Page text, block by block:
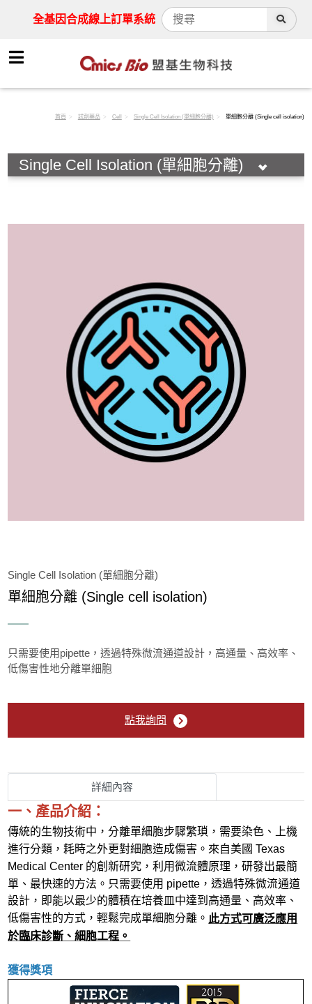
全基因合成線上訂單系統
首頁 試劑藥品 Cell Single Cell Isolation (單細胞分離) 單細胞分離 (Single cell isolation)
Single Cell Isolation (單細胞分離)
Antibody
Immunohistochemistry( 免疫組織化學染色)
Apoptosis (細胞凋亡)
Cell Staining (細胞染色)
Microbiology
Recombinant Protein
Cell line (穩定細胞株)
Cell Culture Product (細胞培養相關產品)
Mycoplasma (黴漿菌相關產品)
Single Cell Isolation (單細胞分離)
測內毒素96孔盤（96 well Loft plate)
單細胞分離 (Single cell isolation)
Chemical & Buffer
Molecular Biology
Plant & Agricultural Science
Single Cell Isolation (單細胞分離)
單細胞分離 (Single cell isolation)
只需要使用pipette，透過特殊微流通道設計，高通量、高效率、
低傷害性地分離單細胞
點我詢問
詳細內容
一、產品介紹：
傳統的生物技術中，分離單細胞步驟繁瑣，需要染色、上機
進行分類，耗時之外更對細胞造成傷害。 來自美國 Texas
Medical Center 的創新研究，利用微流體原理，研發出最簡
單、最快速的方法。 只需要使用 pipette，透過特殊微流通道
設計，即能以最少的體積在培養皿中達到高通量、高效率、
低傷害性的方式，輕鬆完成單細胞分離。 此方式可廣泛應用
於臨床診斷、細胞工程。
獲得獎項